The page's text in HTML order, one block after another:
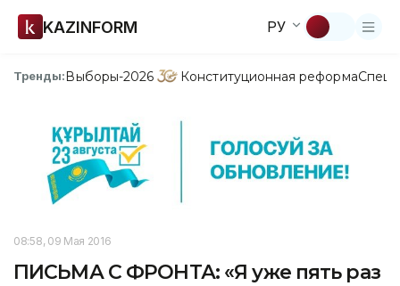
KAZINFORM РУ
Тренды:Выборы-2026 Конституционная реформа
08:58, 09 Мая 2016
ПИСЬМА С ФРОНТА: «Я уже пять раз